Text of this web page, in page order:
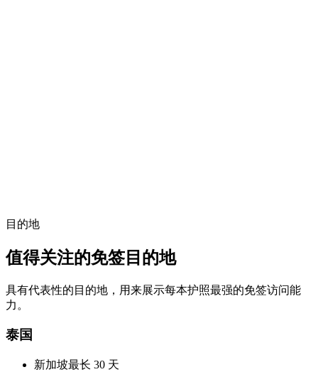
目的地
值得关注的免签目的地
具有代表性的目的地，用来展示每本护照最强的免签访问能
力。
泰国
新加坡最长 30 天